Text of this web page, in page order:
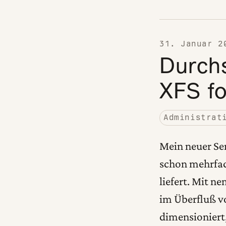
31. Januar
XFS
Mein neuer
schon
liefert. Mit
im Überfluß